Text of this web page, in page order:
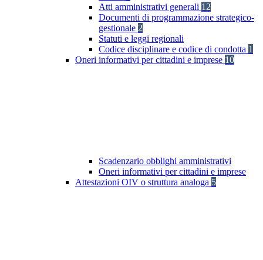
Atti amministrativi generali 12
Documenti di programmazione strategico-
gestionale 2
Statuti e leggi regionali
Codice disciplinare e codice di condotta 1
Oneri informativi per cittadini e imprese 10
Scadenzario obblighi amministrativi
Oneri informativi per cittadini e imprese
Attestazioni OIV o struttura analoga 5